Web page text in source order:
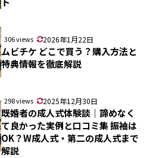
306 views 2026年1月22日
ムビチケ どこで買う？購入方法と
特典情報を徹底解説
298 views 2025年12月30日
既婚者の成人式体験談｜諦めなく
て良かった実例と口コミ集 振袖は
OK？W成人式・第二の成人式まで
解説